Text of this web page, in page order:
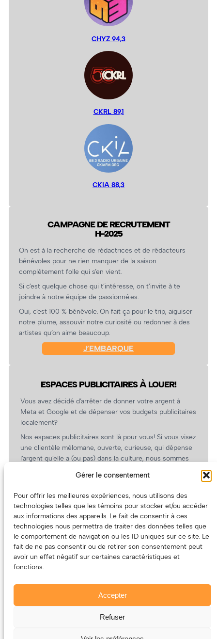
Gérer le consentement
Pour offrir les meilleures expériences, nous utilisons des
technologies telles que les témoins pour stocker et/ou accéder
aux informations des appareils. Le fait de consentir à ces
technologies nous permettra de traiter des données telles que
le comportement de navigation ou les ID uniques sur ce site. Le
fait de ne pas consentir ou de retirer son consentement peut
avoir un effet négatif sur certaines caractéristiques et
fonctions.
Accepter
Refuser
CHYZ 94,3
CKRL 89,1
CKIA 88,3
CAMPAGNE DE RECRUTEMENT
H-2025
On est à la recherche de rédactrices et de rédacteurs
bénévoles pour ne rien manquer de la saison
complètement folle qui s’en vient.
Si c’est quelque chose qui t’intéresse, on t’invite à te
joindre à notre équipe de passionné.es.
Oui, c’est 100 % bénévole. On fait ça pour le trip, aiguiser
notre plume, assouvir notre curiosité ou redonner à des
artistes qu’on aime beaucoup.
J’EMBARQUE
ESPACES PUBLICITAIRES À LOUER!
Vous avez décidé d’arrêter de donner votre argent à
Meta et Google et de dépenser vos budgets publicitaires
localement?
Nos espaces publicitaires sont là pour vous! Si vous visez
une clientèle mélomane, ouverte, curieuse, qui dépense
l’argent qu’elle a (ou pas) dans la culture, nous sommes
revient.
(Oui, on va avoir des tarifs spéciaux pour vous, les
artistes!)
Le contenu (texte et photos) appartient à ses créatrices et